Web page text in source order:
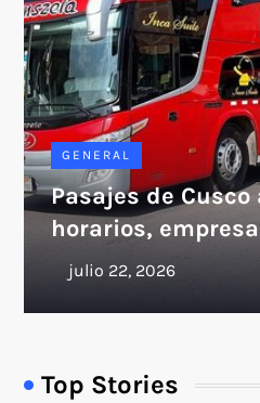
GENERAL
Pasajes de Cusco
horarios,
Top Stories